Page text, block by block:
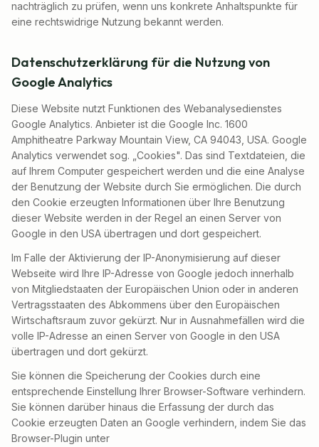
nachträglich zu prüfen, wenn uns konkrete Anhaltspunkte für
eine rechtswidrige Nutzung bekannt werden.
Datenschutzerklärung für die Nutzung von
Google Analytics
Diese Website nutzt Funktionen des Webanalysedienstes
Google Analytics. Anbieter ist die Google Inc. 1600
Amphitheatre Parkway Mountain View, CA 94043, USA. Google
Analytics verwendet sog. „Cookies". Das sind Textdateien, die
auf Ihrem Computer gespeichert werden und die eine Analyse
der Benutzung der Website durch Sie ermöglichen. Die durch
den Cookie erzeugten Informationen über Ihre Benutzung
dieser Website werden in der Regel an einen Server von
Google in den USA übertragen und dort gespeichert.
Im Falle der Aktivierung der IP-Anonymisierung auf dieser
Webseite wird Ihre IP-Adresse von Google jedoch innerhalb
von Mitgliedstaaten der Europäischen Union oder in anderen
Vertragsstaaten des Abkommens über den Europäischen
Wirtschaftsraum zuvor gekürzt. Nur in Ausnahmefällen wird die
volle IP-Adresse an einen Server von Google in den USA
übertragen und dort gekürzt.
Sie können die Speicherung der Cookies durch eine
entsprechende Einstellung Ihrer Browser-Software verhindern.
Sie können darüber hinaus die Erfassung der durch das
Cookie erzeugten Daten an Google verhindern, indem Sie das
Browser-Plugin unter